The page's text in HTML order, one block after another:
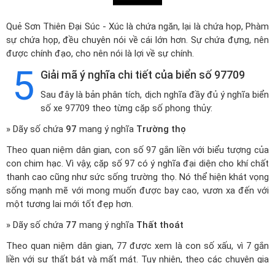
Quẻ Sơn Thiên Đại Súc - Xúc là chứa ngăn, lại là chứa họp, Phàm
sự chứa họp, đều chuyên nói về cái lớn hơn. Sự chứa đựng, nên
được chính đạo, cho nên nói là lợi về sự chính.
5 Giải mã ý nghĩa chi tiết của biển số 97709
Sau đây là bản phân tích, dịch nghĩa đầy đủ ý nghĩa biển
số xe 97709 theo từng cặp số phong thủy:
» Dãy số chứa 97 mang ý nghĩa Trường thọ
Theo quan niệm dân gian, con số 97 gắn liền với biểu tượng của
con chim hạc. Vì vậy, cặp số 97 có ý nghĩa đại diện cho khí chất
thanh cao cũng như sức sống trường thọ. Nó thể hiện khát vọng
sống mạnh mẽ với mong muốn được bay cao, vươn xa đến với
một tương lai mới tốt đẹp hơn.
» Dãy số chứa 77 mang ý nghĩa Thất thoát
Theo quan niệm dân gian, 77 được xem là con số xấu, vì 7 gắn
liền với sự thất bát và mất mát. Tuy nhiên, theo các chuyên gia